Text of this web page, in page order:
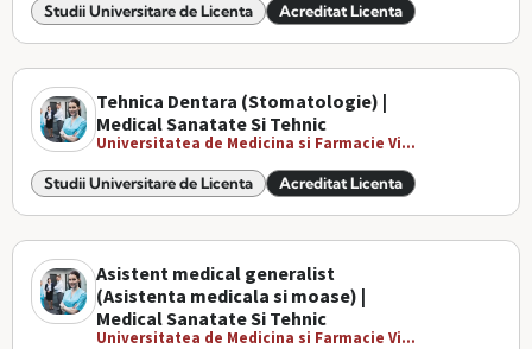
Studii Universitare de Licenta Acreditat Licenta
Tehnica Dentara (Stomatologie) |
Medical Sanatate Si Tehnic
Universitatea de Medicina si Farmacie Vi...
Studii Universitare de Licenta Acreditat Licenta
Asistent medical generalist
(Asistenta medicala si moase) |
Medical Sanatate Si Tehnic
Universitatea de Medicina si Farmacie Vi...